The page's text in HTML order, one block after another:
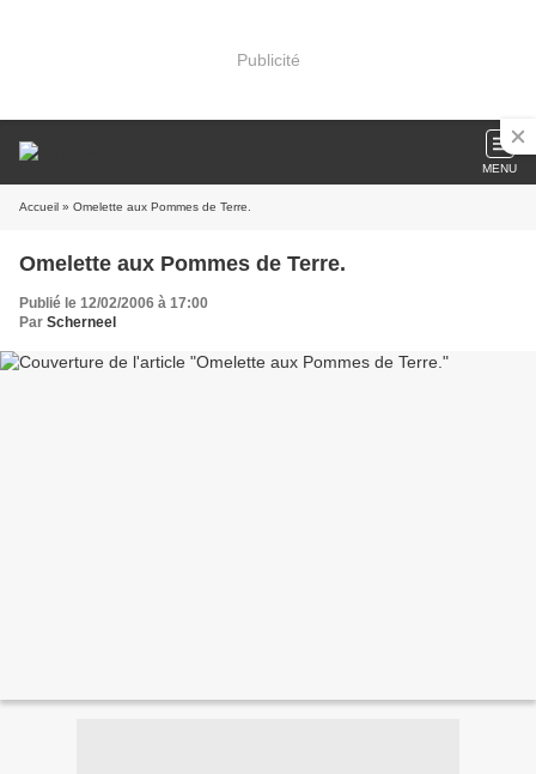
Publicité
MENU
Accueil » Omelette aux Pommes de Terre.
Omelette aux Pommes de Terre.
Publié le 12/02/2006 à 17:00
Par Scherneel